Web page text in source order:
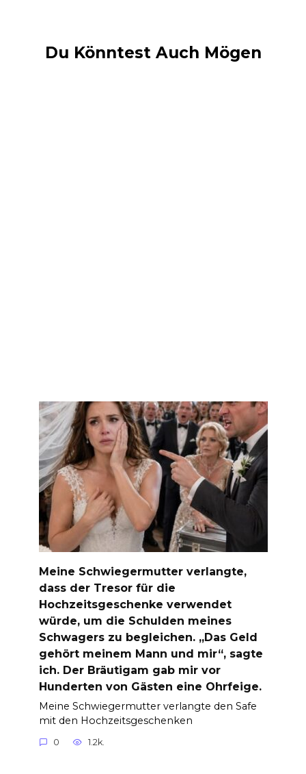
Du Könntest Auch Mögen
Meine Schwiegermutter verlangte,
dass der Tresor für die
Hochzeitsgeschenke verwendet
würde, um die Schulden meines
Schwagers zu begleichen. „Das Geld
gehört meinem Mann und mir“, sagte
ich. Der Bräutigam gab mir vor
Hunderten von Gästen eine Ohrfeige.
Meine Schwiegermutter verlangte den Safe
mit den Hochzeitsgeschenken
0 1.2k.